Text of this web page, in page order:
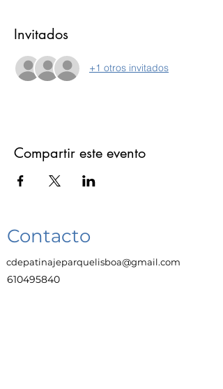
Invitados
+1 otros invitados
Compartir este evento
Contacto
cdepatinajeparquelisboa@gmail.com
610495840